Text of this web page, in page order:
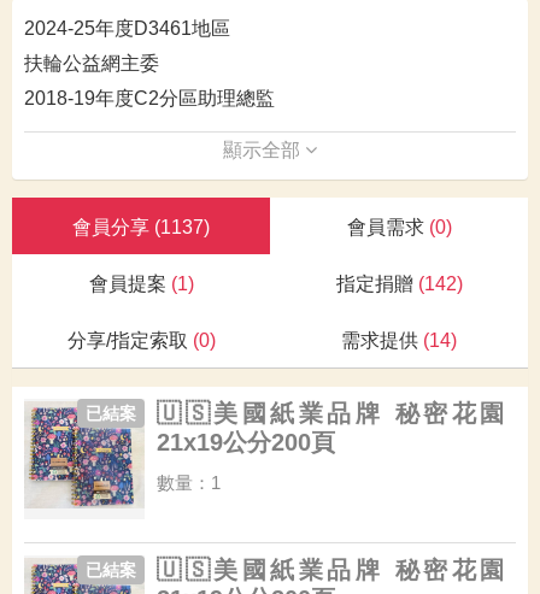
2024-25年度D3461地區
扶輪公益網主委
2018-19年度C2分區助理總監
顯示全部
會員分享 (1137) 會員需求 (0)
會員提案 (1) 指定捐贈 (142)
分享/指定索取 (0) 需求提供 (14)
🇺🇸美國紙業品牌 秘密花園
21x19公分200頁
已結案
數量：1
🇺🇸美國紙業品牌 秘密花園
已結案